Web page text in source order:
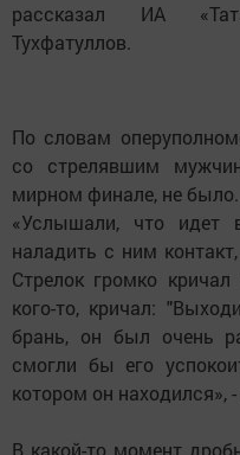
рассказал ИА
Тухфатуллов.
По словам
со стрелявшим
мирном финале, не было.
«Услышали, что идет
наладить с ним
Стрелок громко
кого-то, кричал:
брань, он был очень
смогли бы его
котором он находился»,